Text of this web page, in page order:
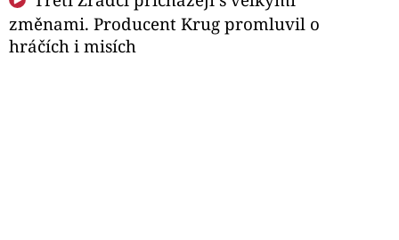
změnami. Producent Krug promluvil o
hráčích i misích